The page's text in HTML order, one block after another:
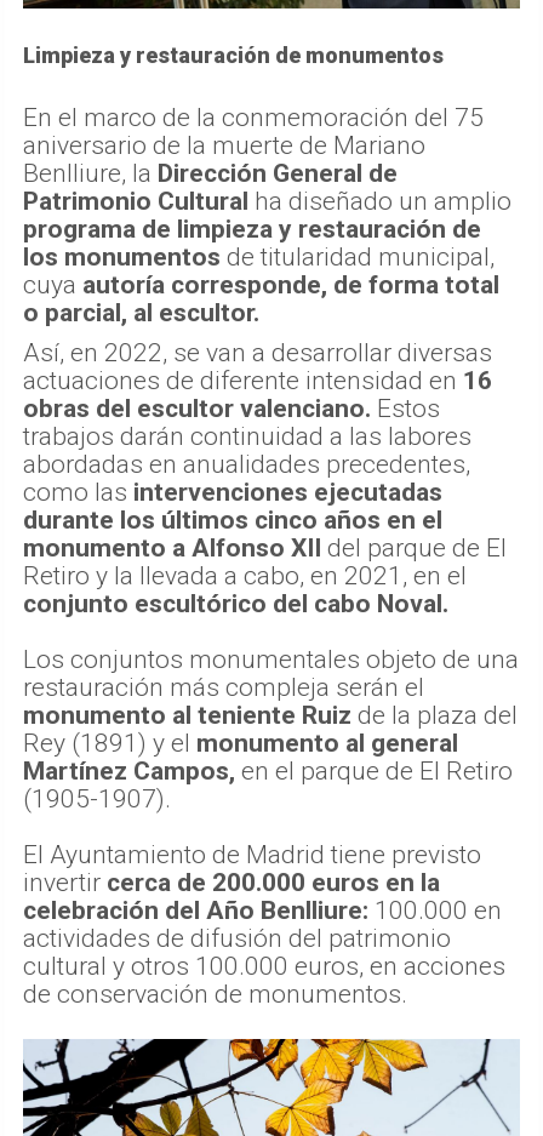
Limpieza y restauración de monumentos
En el marco de la conmemoración del 75
aniversario de la muerte de Mariano
Benlliure, la Dirección General de
Patrimonio Cultural ha diseñado un amplio
programa de limpieza y restauración de
los monumentos de titularidad municipal,
cuya autoría corresponde, de forma total
o parcial, al escultor.
Así, en 2022, se van a desarrollar diversas
actuaciones de diferente intensidad en 16
obras del escultor valenciano. Estos
trabajos darán continuidad a las labores
abordadas en anualidades precedentes,
como las intervenciones ejecutadas
durante los últimos cinco años en el
monumento a Alfonso XII del parque de El
Retiro y la llevada a cabo, en 2021, en el
conjunto escultórico del cabo Noval.
Los conjuntos monumentales objeto de una
restauración más compleja serán el
monumento al teniente Ruiz de la plaza del
Rey (1891) y el monumento al general
Martínez Campos, en el parque de El Retiro
(1905-1907).
El Ayuntamiento de Madrid tiene previsto
invertir cerca de 200.000 euros en la
celebración del Año Benlliure: 100.000 en
actividades de difusión del patrimonio
cultural y otros 100.000 euros, en acciones
de conservación de monumentos.